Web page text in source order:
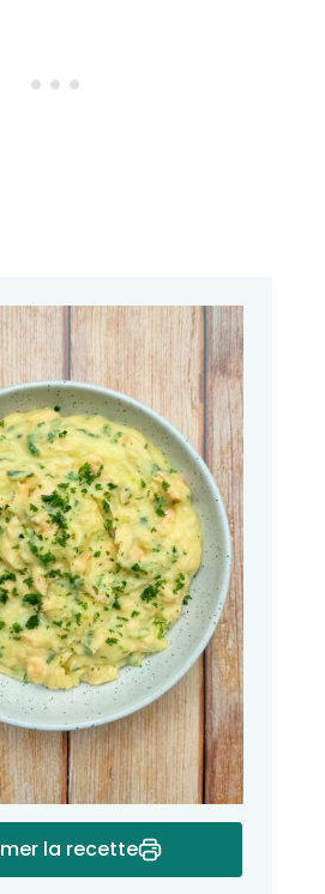
la recette